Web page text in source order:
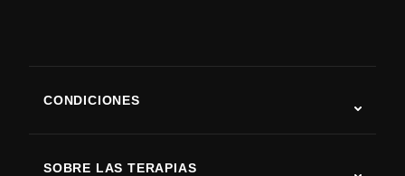
CONDICIONES
SOBRE LAS TERAPIAS